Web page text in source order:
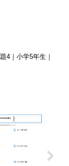
4｜小学5年生｜